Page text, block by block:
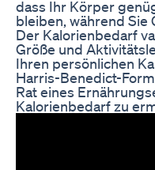
dass Ihr Körper
bleiben, während Sie
Der Kalorienbedarf
Größe und
Ihren persönlichen
Harris-Benedict-
Rat eines
Kalorienbedarf zu